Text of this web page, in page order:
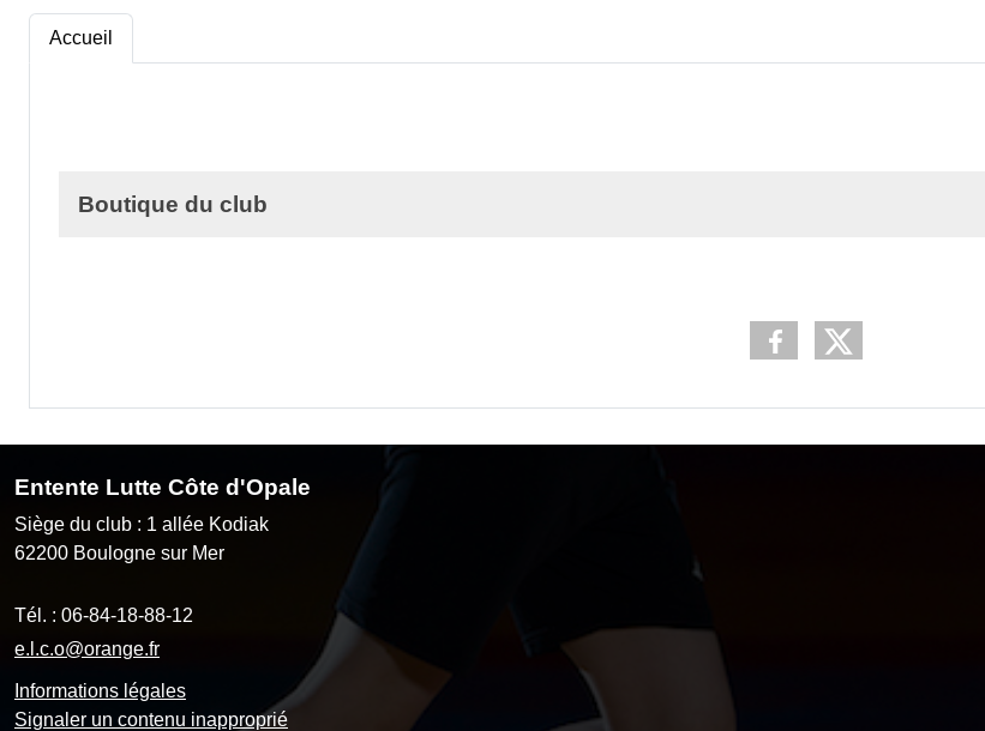
Accueil
Boutique du club
Entente Lutte Côte d'Opale
Siège du club : 1 allée Kodiak
62200 Boulogne sur Mer
Tél. : 06-84-18-88-12
e.l.c.o@orange.fr
Informations légales
Signaler un contenu inapproprié